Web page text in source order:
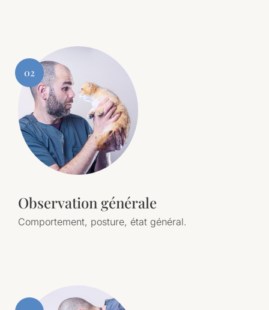
02
Observation générale
Comportement, posture, état général.